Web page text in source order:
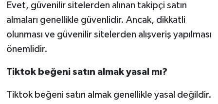
Evet, güvenilir sitelerden alınan takipçi satın
almaları genellikle güvenlidir. Ancak, dikkatli
olunması ve güvenilir sitelerden alışveriş yapılması
önemlidir.
Tiktok beğeni satın almak yasal mı?
Tiktok beğeni satın almak genellikle yasal değildir.